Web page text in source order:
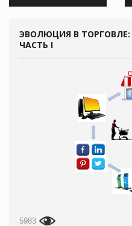
ЭВОЛЮЦИЯ В ТОРГОВЛЕ:
ЧАСТЬ I
5983